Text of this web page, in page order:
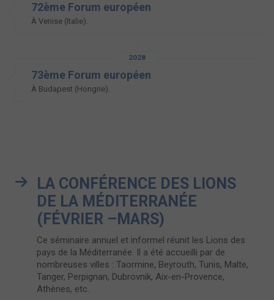
72ème Forum européen
À Venise (Italie).
2028
73ème Forum européen
À Budapest (Hongrie).
LA CONFÉRENCE DES LIONS
DE LA MÉDITERRANÉE
(FÉVRIER –MARS)
Ce séminaire annuel et informel réunit les Lions des
pays de la Méditerranée. Il a été accueilli par de
nombreuses villes : Taormine, Beyrouth, Tunis, Malte,
Tanger, Perpignan, Dubrovnik, Aix-en-Provence,
Athènes, etc.